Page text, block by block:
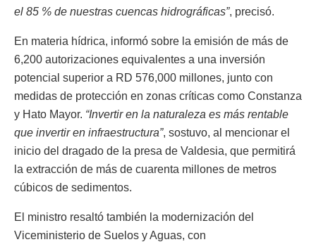
el 85 % de nuestras cuencas hidrográficas”, precisó.
En materia hídrica, informó sobre la emisión de más de
6,200 autorizaciones equivalentes a una inversión
potencial superior a RD 576,000 millones, junto con
medidas de protección en zonas críticas como Constanza
y Hato Mayor. “Invertir en la naturaleza es más rentable
que invertir en infraestructura”, sostuvo, al mencionar el
inicio del dragado de la presa de Valdesia, que permitirá
la extracción de más de cuarenta millones de metros
cúbicos de sedimentos.
El ministro resaltó también la modernización del
Viceministerio de Suelos y Aguas, con